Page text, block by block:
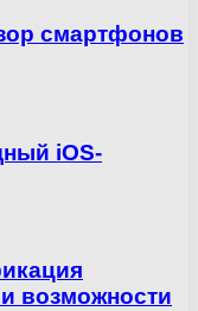
смартфонов
iOS-
возможности